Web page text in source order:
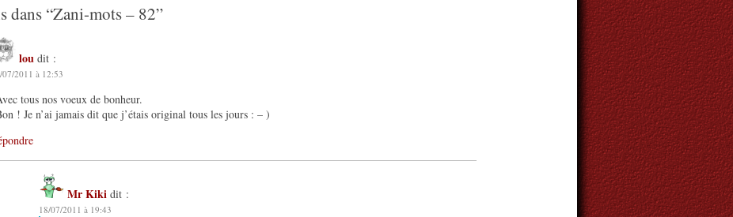
dans “Zani-mots – 82”
lou dit :
07/2011 à 12:53
tous nos voeux de bonheur.
! Je n’ai jamais dit que j’étais original tous les jours : – )
Mr Kiki dit :
18/07/2011 à 19:43